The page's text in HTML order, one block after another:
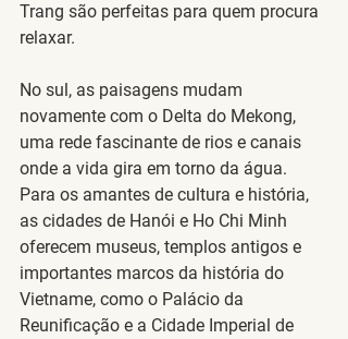
Trang são perfeitas para quem procura
relaxar.
No sul, as paisagens mudam
novamente com o Delta do Mekong,
uma rede fascinante de rios e canais
onde a vida gira em torno da água.
Para os amantes de cultura e história,
as cidades de Hanói e Ho Chi Minh
oferecem museus, templos antigos e
importantes marcos da história do
Vietname, como o Palácio da
Reunificação e a Cidade Imperial de